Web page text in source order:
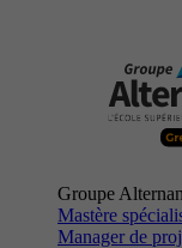
Groupe
Mastère
Manager de